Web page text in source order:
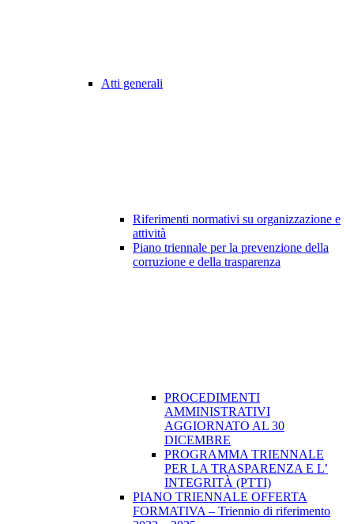
Atti generali
Riferimenti normativi su organizzazione e
attività
Piano triennale per la prevenzione della
corruzione e della trasparenza
PROCEDIMENTI
AMMINISTRATIVI
AGGIORNATO AL 30
DICEMBRE
PROGRAMMA TRIENNALE
PER LA TRASPARENZA E L’
INTEGRITÀ (PTTI)
PIANO TRIENNALE OFFERTA
FORMATIVA – Triennio di riferimento